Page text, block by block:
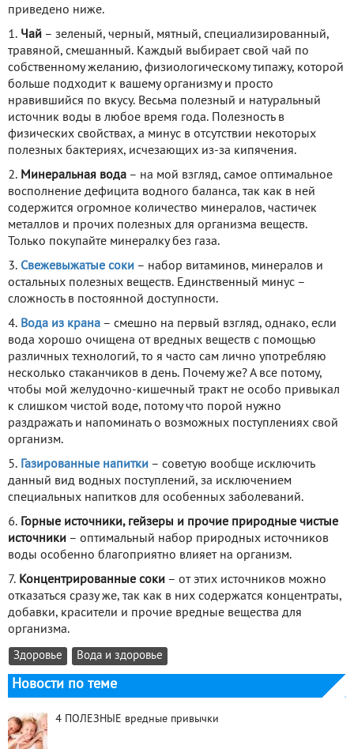
приведено ниже.
1. Чай – зеленый, черный, мятный, специализированный,
травяной, смешанный. Каждый выбирает свой чай по
собственному желанию, физиологическому типажу, которой
больше подходит к вашему организму и просто
нравившийся по вкусу. Весьма полезный и натуральный
источник воды в любое время года. Полезность в
физических свойствах, а минус в отсутствии некоторых
полезных бактериях, исчезающих из-за кипячения.
2. Минеральная вода – на мой взгляд, самое оптимальное
восполнение дефицита водного баланса, так как в ней
содержится огромное количество минералов, частичек
металлов и прочих полезных для организма веществ.
Только покупайте минералку без газа.
3. Свежевыжатые соки – набор витаминов, минералов и
остальных полезных веществ. Единственный минус –
сложность в постоянной доступности.
4. Вода из крана – смешно на первый взгляд, однако, если
вода хорошо очищена от вредных веществ с помощью
различных технологий, то я часто сам лично употребляю
несколько стаканчиков в день. Почему же? А все потому,
чтобы мой желудочно-кишечный тракт не особо привыкал
к слишком чистой воде, потому что порой нужно
раздражать и напоминать о возможных поступлениях свой
организм.
5. Газированные напитки – советую вообще исключить
данный вид водных поступлений, за исключением
специальных напитков для особенных заболеваний.
6.
Горные источники, гейзеры и прочие природные чистые
источники – оптимальный набор природных источников
воды особенно благоприятно влияет на организм.
7. Концентрированные соки – от этих источников можно
отказаться сразу же, так как в них содержатся концентраты,
добавки, красители и прочие вредные вещества для
организма.
Здоровье Вода и здоровье
Новости по теме
4 ПОЛЕЗНЫЕ вредные привычки